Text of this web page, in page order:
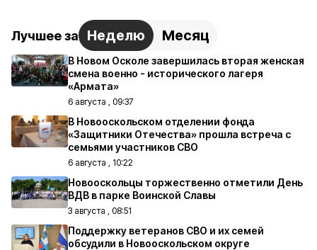
Лучшее за Неделю Месяц
В Новом Осколе завершилась вторая женская
смена военно - исторического лагеря
«Армата»
6 августа , 09:37
В Новооскольском отделении фонда
«Защитники Отечества» прошла встреча с
семьями участников СВО
6 августа , 10:22
Новооскольцы торжественно отметили День
ВДВ в парке Воинской Славы
3 августа , 08:51
Поддержку ветеранов СВО и их семей
обсудили в Новооскольском округе